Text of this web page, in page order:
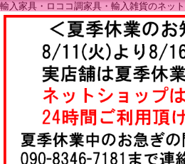
輸入家具・ロココ調家具・輸入雑貨のネッ